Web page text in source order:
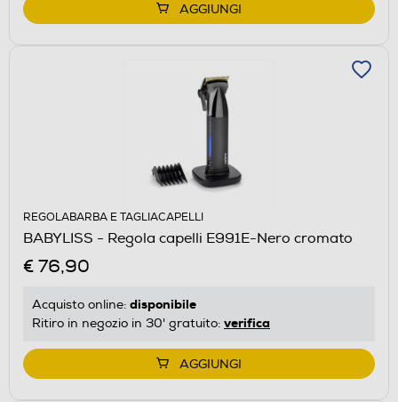
AGGIUNGI
REGOLABARBA E TAGLIACAPELLI
BABYLISS - Regola capelli E991E-Nero cromato
€ 76,90
Acquisto online: disponibile
Ritiro in negozio in 30' gratuito: verifica
AGGIUNGI